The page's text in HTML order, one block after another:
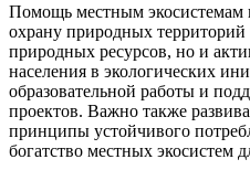
Помощь местным экосистемам
охрану природных территорий
природных ресурсов, но и
населения в экологических
образовательной работы и
проектов. Важно также
принципы устойчивого
богатство местных экосистем